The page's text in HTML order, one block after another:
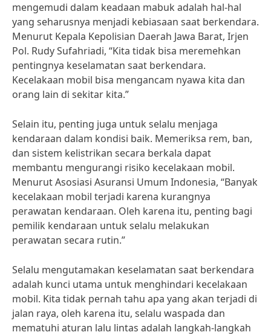
mengemudi dalam keadaan mabuk adalah hal-hal
yang seharusnya menjadi kebiasaan saat berkendara.
Menurut Kepala Kepolisian Daerah Jawa Barat, Irjen
Pol. Rudy Sufahriadi, “Kita tidak bisa meremehkan
pentingnya keselamatan saat berkendara.
Kecelakaan mobil bisa mengancam nyawa kita dan
orang lain di sekitar kita.”
Selain itu, penting juga untuk selalu menjaga
kendaraan dalam kondisi baik. Memeriksa rem, ban,
dan sistem kelistrikan secara berkala dapat
membantu mengurangi risiko kecelakaan mobil.
Menurut Asosiasi Asuransi Umum Indonesia, “Banyak
kecelakaan mobil terjadi karena kurangnya
perawatan kendaraan. Oleh karena itu, penting bagi
pemilik kendaraan untuk selalu melakukan
perawatan secara rutin.”
Selalu mengutamakan keselamatan saat berkendara
adalah kunci utama untuk menghindari kecelakaan
mobil. Kita tidak pernah tahu apa yang akan terjadi di
jalan raya, oleh karena itu, selalu waspada dan
mematuhi aturan lalu lintas adalah langkah-langkah